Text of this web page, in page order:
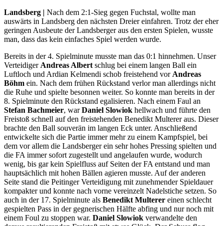
Landsberg | Nach dem 2:1-Sieg gegen Fuchstal, wollte man
auswärts in Landsberg den nächsten Dreier einfahren. Trotz der eher
geringen Ausbeute der Landsberger aus den ersten Spielen, wusste
man, dass das kein einfaches Spiel werden wurde.
Bereits in der 4. Spielminute musste man das 0:1 hinnehmen. Unser
Verteidiger Andreas Albert schlug bei einem langen Ball ein
Luftloch und Ardian Kelmendi schob freistehend vor Andreas
Böhm ein. Nach dem frühen Rückstand verlor man allerdings nicht
die Ruhe und spielte besonnen weiter. So konnte man bereits in der
8. Spielminute den Rückstand egalisieren. Nach einem Faul an
Stefan Bachmeier, warDaniel Slowiok hellwach und führte den
Freistoß schnell auf den freistehenden Benedikt Multerer aus. Dieser
brachte den Ball souverän im langen Eck unter. Anschließend
entwickelte sich die Partie immer mehr zu einem Kampfspiel, bei
dem vor allem die Landsberger ein sehr hohes Pressing spielten und
die FA immer sofort zugestellt und angelaufen wurde, wodurch
wenig, bis gar kein Spielfluss auf Seiten der FA entstand und man
hauptsächlich mit hohen Bällen agieren musste. Auf der anderen
Seite stand die Peitinger Verteidigung mit zunehmender Spieldauer
kompakter und konnte nach vorne vereinzelt Nadelstiche setzen. So
auch in der 17. Spielminute als Benedikt Multerer einen schlecht
gespielten Pass in der gegnerischen Hälfte abfing und nur noch mit
einem Foul zu stoppen war. Daniel Slowiok verwandelte den